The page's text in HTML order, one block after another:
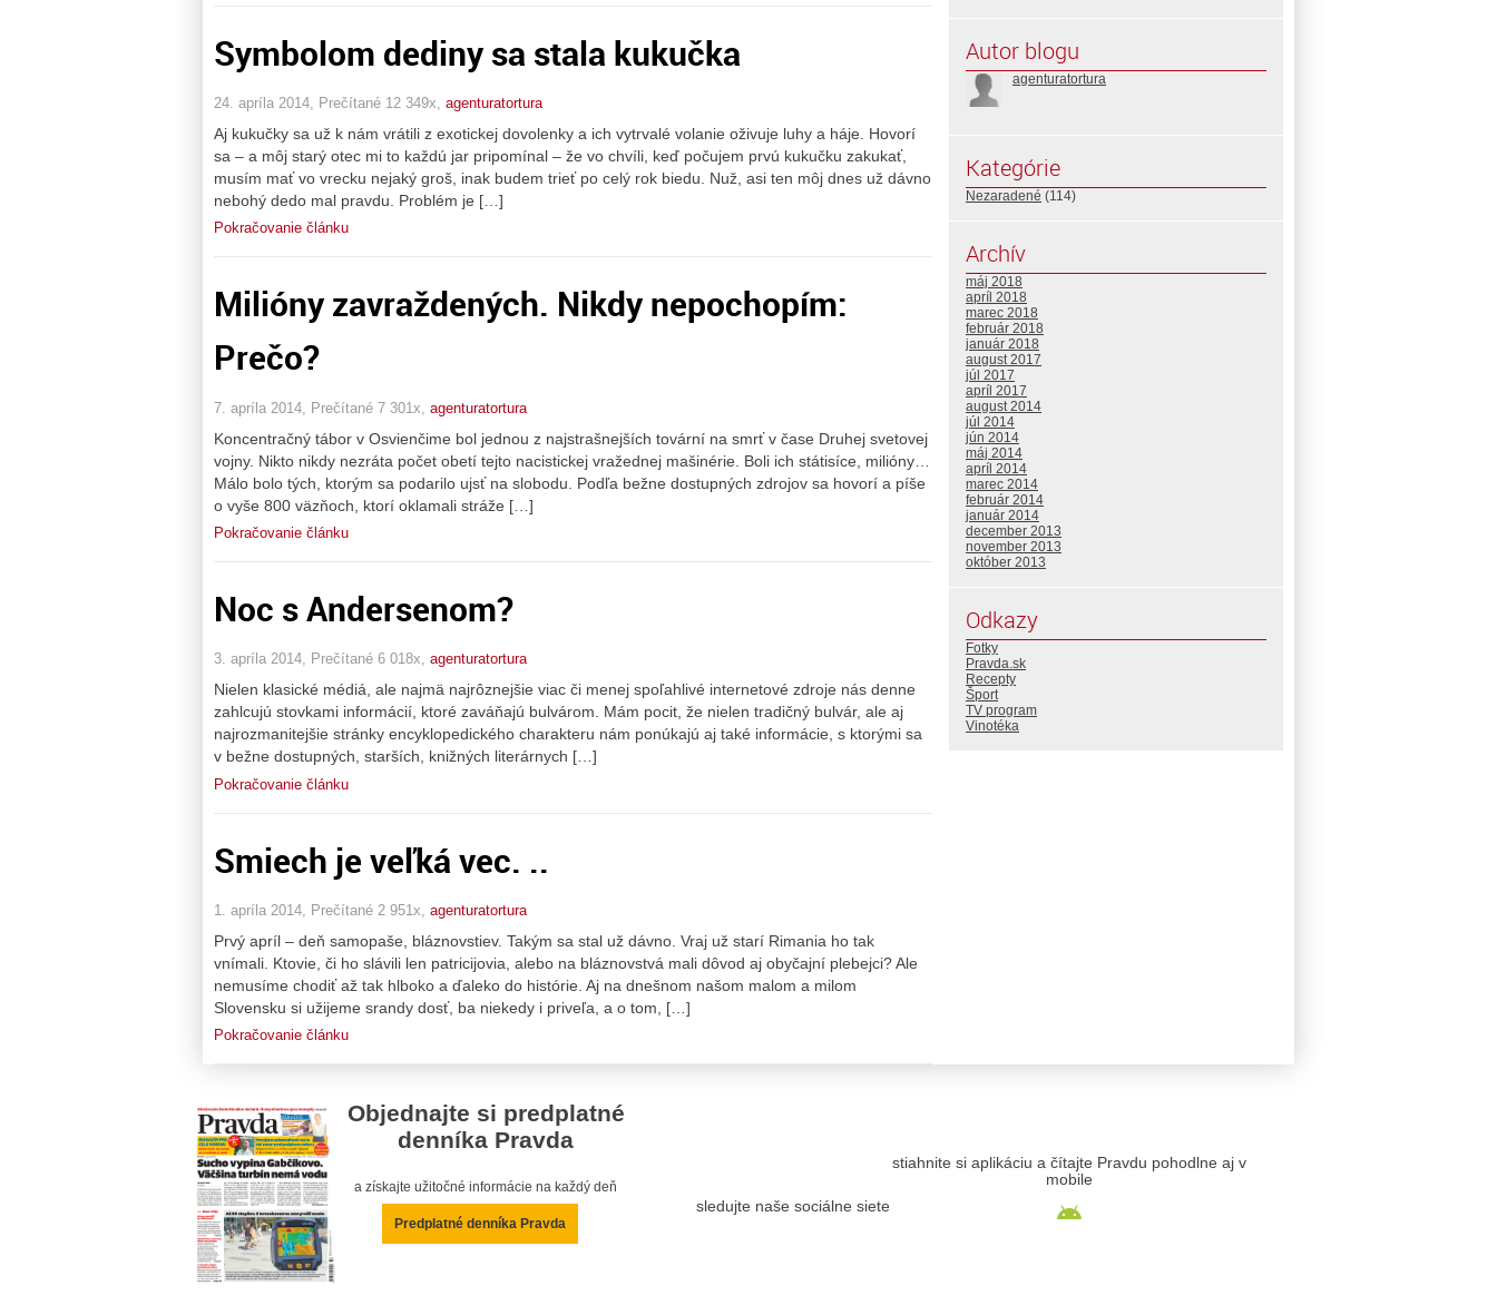
Symbolom dediny sa stala kukučka
24. apríla 2014, Prečítané 12 349x, agenturatortura
Aj kukučky sa už k nám vrátili z exotickej dovolenky a ich vytrvalé volanie oživuje luhy a háje. Hovorí
sa – a môj starý otec mi to každú jar pripomínal – že vo chvíli, keď počujem prvú kukučku zakukať,
musím mať vo vrecku nejaký groš, inak budem trieť po celý rok biedu. Nuž, asi ten môj dnes už dávno
nebohý dedo mal pravdu. Problém je […]
Pokračovanie článku
Milióny zavraždených. Nikdy nepochopím:
Prečo?
7. apríla 2014, Prečítané 7 301x, agenturatortura
Koncentračný tábor v Osvienčime bol jednou z najstrašnejších tovární na smrť v čase Druhej svetovej
vojny. Nikto nikdy nezráta počet obetí tejto nacistickej vražednej mašinérie. Boli ich státisíce, milióny…
Málo bolo tých, ktorým sa podarilo ujsť na slobodu. Podľa bežne dostupných zdrojov sa hovorí a píše
o vyše 800 väzňoch, ktorí oklamali stráže […]
Pokračovanie článku
Noc s Andersenom?
3. apríla 2014, Prečítané 6 018x, agenturatortura
Nielen klasické médiá, ale najmä najrôznejšie viac či menej spoľahlivé internetové zdroje nás denne
zahlcujú stovkami informácií, ktoré zaváňajú bulvárom. Mám pocit, že nielen tradičný bulvár, ale aj
najrozmanitejšie stránky encyklopedického charakteru nám ponúkajú aj také informácie, s ktorými sa
v bežne dostupných, starších, knižných literárnych […]
Pokračovanie článku
Smiech je veľká vec. ..
1. apríla 2014, Prečítané 2 951x, agenturatortura
Prvý apríl – deň samopaše, bláznovstiev. Takým sa stal už dávno. Vraj už starí Rimania ho tak
vnímali. Ktovie, či ho slávili len patricijovia, alebo na bláznovstvá mali dôvod aj obyčajní plebejci? Ale
nemusíme chodiť až tak hlboko a ďaleko do histórie. Aj na dnešnom našom malom a milom
Slovensku si užijeme srandy dosť, ba niekedy i priveľa, a o tom, […]
Pokračovanie článku
Autor blogu
agenturatortura
Kategórie
Nezaradené (114)
Archív
máj 2018
apríl 2018
marec 2018
február 2018
január 2018
august 2017
júl 2017
apríl 2017
august 2014
júl 2014
jún 2014
máj 2014
apríl 2014
marec 2014
február 2014
január 2014
december 2013
november 2013
október 2013
Odkazy
Fotky
Pravda.sk
Recepty
Šport
TV program
Vinotéka
Objednajte si predplatné
denníka Pravda
a získajte užitočné informácie na každý deň
Predplatné denníka Pravda
sledujte naše sociálne siete
stiahnite si aplikáciu a čítajte Pravdu pohodlne aj v
mobile